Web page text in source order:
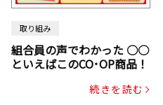
取り組み
組合員の声でわかった ○○
といえばこのCO･OP商品！
続きを読む